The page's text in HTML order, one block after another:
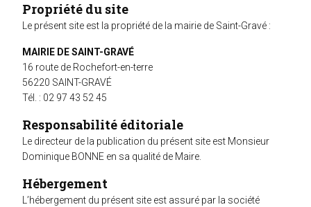
Propriété du site
Le présent site est la propriété de la mairie de Saint-Gravé :
MAIRIE DE SAINT-GRAVÉ
16 route de Rochefort-en-terre
56220 SAINT-GRAVÉ
Tél. : 02 97 43 52 45
Responsabilité éditoriale
Le directeur de la publication du présent site est Monsieur
Dominique BONNE en sa qualité de Maire.
Hébergement
L’hébergement du présent site est assuré par la société